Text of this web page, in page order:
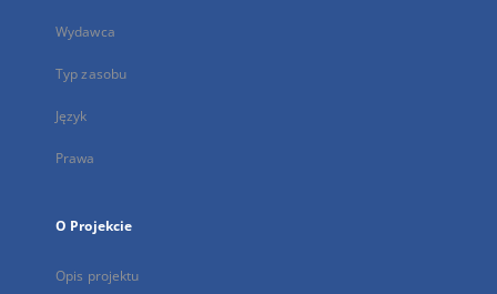
Wydawca
Typ zasobu
Język
Prawa
O Projekcie
Opis projektu